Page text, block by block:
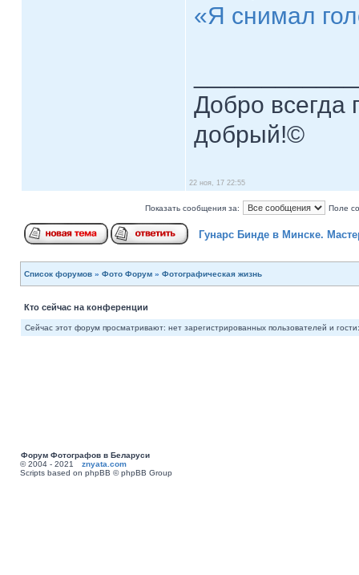
«Я снимал
Добро всегда
добрый!©
22 ноя, 17 22:55
Показать сообщения за: Поле
Гунарс Бинде в Минске.
Список форумов » Фото Форум » Фотографическая жизнь
Кто сейчас на конференции
Сейчас этот форум просматривают: нет зарегистрированных пользователей и
Форум Фотографов в Беларуси
© 2004 - 2021 znyata.com
Scripts based on phpBB © phpBB Group